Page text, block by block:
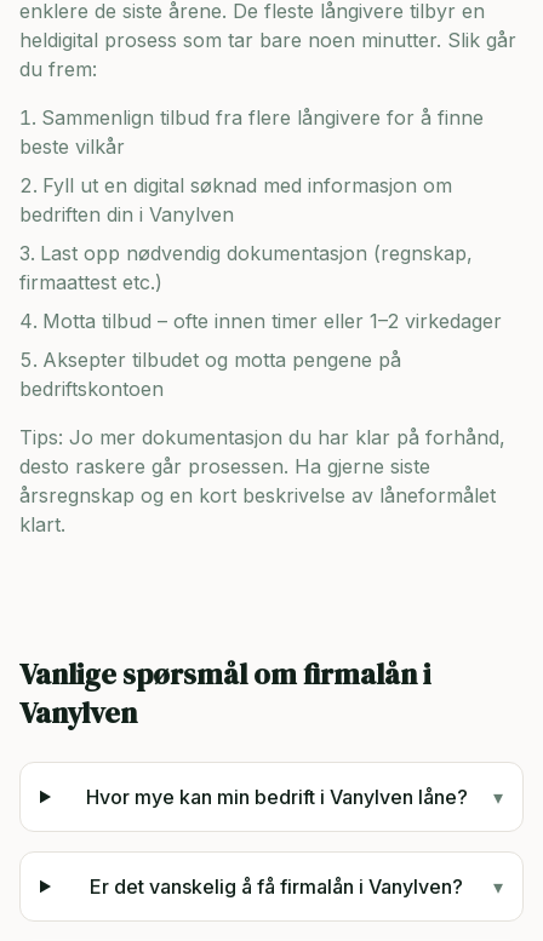
enklere de siste årene. De fleste långivere tilbyr en
heldigital prosess som tar bare noen minutter. Slik går
du frem:
Sammenlign tilbud fra flere långivere for å finne
beste vilkår
Fyll ut en digital søknad med informasjon om
bedriften din i Vanylven
Last opp nødvendig dokumentasjon (regnskap,
firmaattest etc.)
Motta tilbud – ofte innen timer eller 1–2 virkedager
Aksepter tilbudet og motta pengene på
bedriftskontoen
Tips: Jo mer dokumentasjon du har klar på forhånd,
desto raskere går prosessen. Ha gjerne siste
årsregnskap og en kort beskrivelse av låneformålet
klart.
Vanlige spørsmål om firmalån i
Vanylven
Hvor mye kan min bedrift i Vanylven låne? ▾
Er det vanskelig å få firmalån i Vanylven? ▾